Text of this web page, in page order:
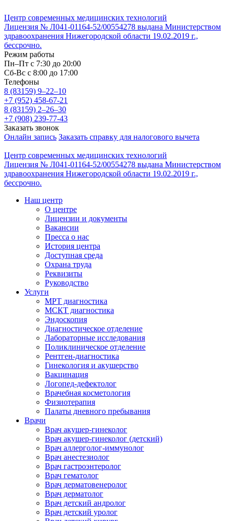
Центр современных медицинских технологий
Лицензия № Л041-01164-52/00554278 выдана Министерством
здравоохранения Нижегородской области 19.02.2019 г.,
бессрочно.
Режим работы
Пн–Пт с 7:30 до 20:00
Cб-Вс с 8:00 до 17:00
Телефоны
8 (83159) 9–22–10
+7 (952) 458-67-21
8 (83159) 2–26–30
+7 (908) 239-77-43
Заказать звонок
Онлайн запись Заказать справку для налогового вычета
Центр современных медицинских технологий
Лицензия № Л041-01164-52/00554278 выдана Министерством
здравоохранения Нижегородской области 19.02.2019 г.,
бессрочно.
Наш центр
О центре
Лицензии и документы
Вакансии
Пресса о нас
История центра
Доступная среда
Охрана труда
Реквизиты
Руководство
Услуги
МРТ диагностика
МСКТ диагностика
Эндоскопия
Диагностическое отделение
Лабораторные исследования
Поликлиническое отделение
Рентген-диагностика
Гинекология и акушерство
Вакцинация
Логопед-дефектолог
Врачебная косметология
Физиотерапия
Палаты дневного пребывания
Врачи
Врач акушер-гинеколог
Врач акушер-гинеколог (детский)
Врач аллерголог-иммунолог
Врач анестезиолог
Врач гастроэнтеролог
Врач гематолог
Врач дерматовенеролог
Врач дерматолог
Врач детский андролог
Врач детский уролог